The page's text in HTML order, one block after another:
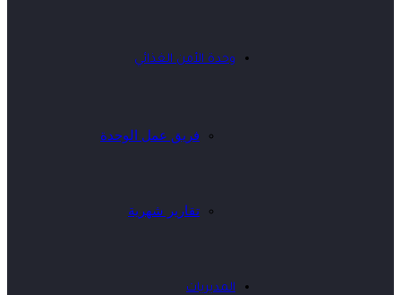
وحدة الأمن الغذائي
فريق عمل الوحدة
تقارير شهرية
المديريات